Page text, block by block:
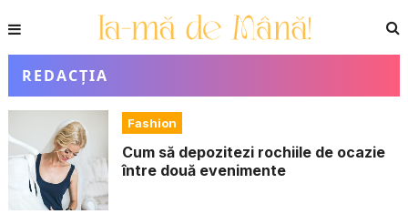
REDACȚIA
Fashion
Cum să depozitezi rochiile de ocazie
între două evenimente